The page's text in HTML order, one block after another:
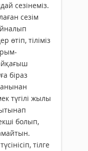
сезінеміз.
сезім
өтіп, тіліміз
біраз
түгілі жылы
болып,
тілге